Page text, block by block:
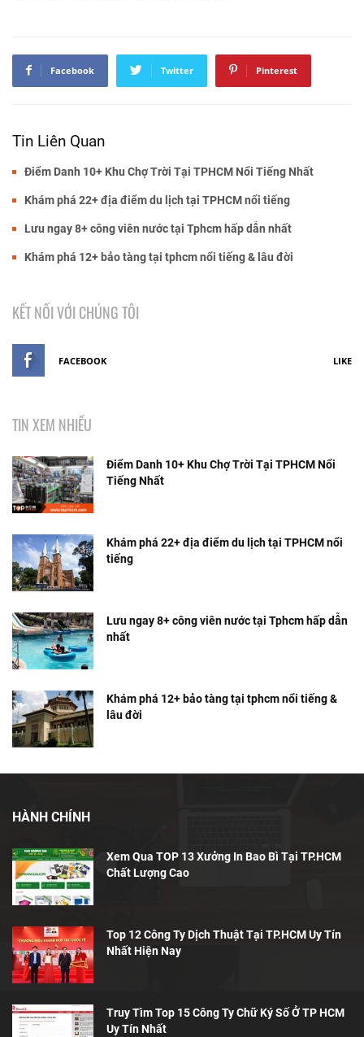
Facebook Twitter Pinterest
Tin Liên Quan
Điểm Danh 10+ Khu Chợ Trời Tại TPHCM Nổi Tiếng Nhất
Khám phá 22+ địa điểm du lịch tại TPHCM nổi tiếng
Lưu ngay 8+ công viên nước tại Tphcm hấp dẫn nhất
Khám phá 12+ bảo tàng tại tphcm nổi tiếng & lâu đời
KẾT NỐI VỚI CHÚNG TÔI
FACEBOOK LIKE
TIN XEM NHIỀU
Điểm Danh 10+ Khu Chợ Trời Tại TPHCM Nổi
Tiếng Nhất
Khám phá 22+ địa điểm du lịch tại TPHCM nổi
tiếng
Lưu ngay 8+ công viên nước tại Tphcm hấp dẫn
nhất
Khám phá 12+ bảo tàng tại tphcm nổi tiếng &
lâu đời
HÀNH CHÍNH
Xem Qua TOP 13 Xưởng In Bao Bì Tại TP.HCM
Chất Lượng Cao
Top 12 Công Ty Dịch Thuật Tại TP.HCM Uy Tín
Nhất Hiện Nay
Truy Tìm Top 15 Công Ty Chữ Ký Số Ở TP HCM
Uy Tín Nhất